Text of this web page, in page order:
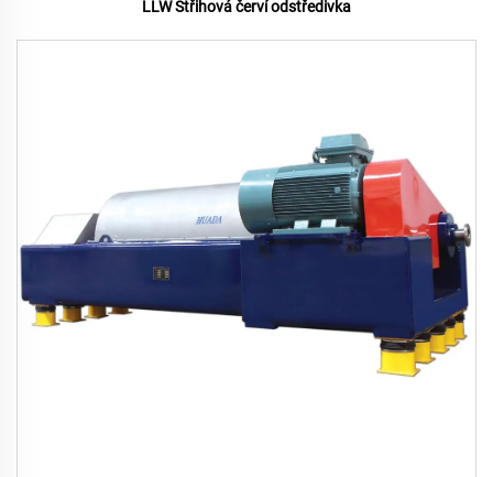
LLW Střihová červí odstředivka